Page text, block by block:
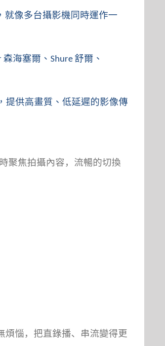
就像多台攝影機同時運作一
森海塞爾、 Shure 舒爾、
提供高畫質、低延遲的影像傳
聚焦拍攝內容，流暢的切換
煩惱，把直錄播、串流變得更